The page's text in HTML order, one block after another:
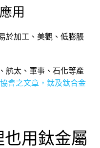
用
於加工、美觀、低膨脹
航太、軍事、石化等產
會之文章，鈦及鈦合金
用鈦金屬